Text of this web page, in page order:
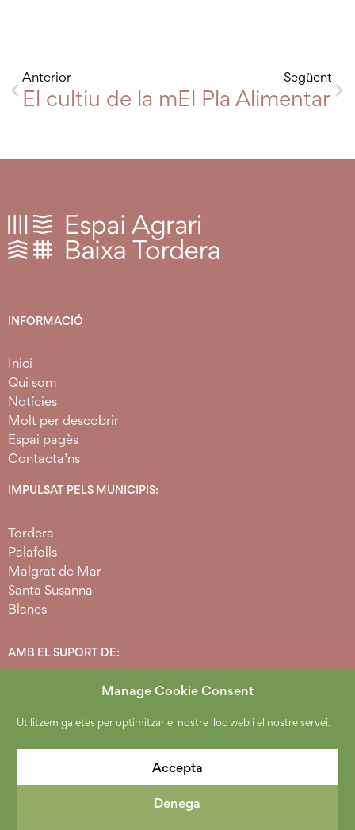
Manage Cookie Consent
Utilitzem galetes per optimitzar el nostre lloc web i el nostre servei.
Accepta
Denega
Anterior
El cultiu de la maduixa a l’espai
Següent
El Pla Alimentari
INFORMACIÓ
Inici
Qui som
Notícies
Molt per descobrir
Espai pagès
Contacta’ns
IMPULSAT PELS MUNICIPIS:
Tordera
Palafolls
Malgrat de Mar
Santa Susanna
Blanes
AMB EL SUPORT DE:
2026 Copyright Espai Agrari Baixa Tordera.Política de protecció de dades